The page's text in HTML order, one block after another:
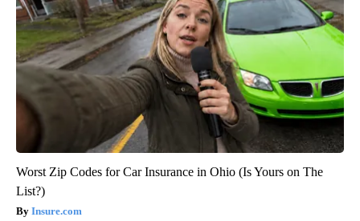
Worst Zip Codes for Car Insurance in Ohio (Is Yours on The
List?)
Insure.com